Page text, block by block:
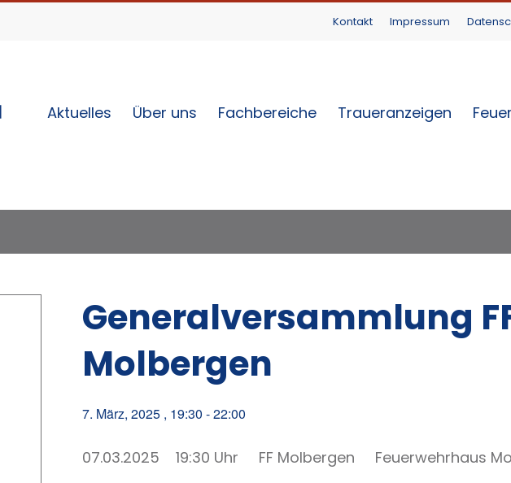
Kontakt Impressum
Aktuelles Über uns Fachbereiche Traueranzeigen
Generalversammlung
Molbergen
7. März, 2025 , 19:30 -22:00
07.03.2025 19:30 Uhr FF Molbergen Feuerwehrhaus